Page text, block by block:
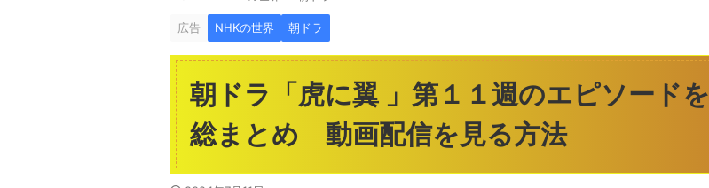
広告 NHKの世界 朝ドラ
朝ドラ「虎に翼 」第１１週のエピソードを
総まとめ 動画配信を見る方法